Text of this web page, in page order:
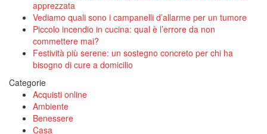
apprezzata
Vediamo quali sono i campanelli d’allarme per un tumore
Piccolo incendio in cucina: qual è l’errore da non
commettere mai?
Festività più serene: un sostegno concreto per chi ha
bisogno di cure a domicilio
Categorie
Acquisti online
Ambiente
Benessere
Casa